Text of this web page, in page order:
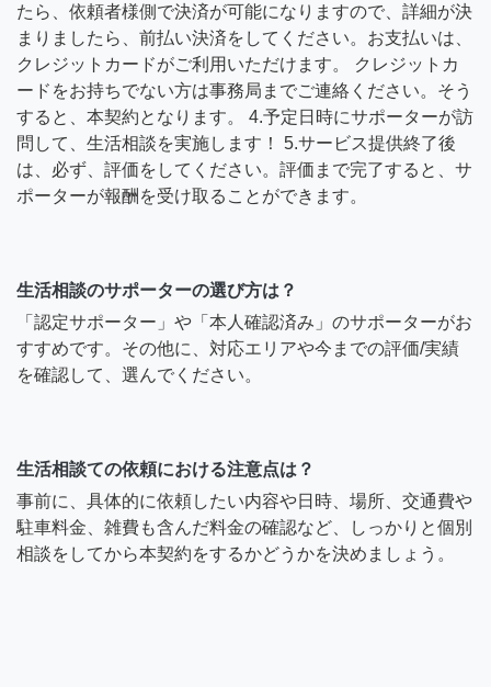
たら、依頼者様側で決済が可能になりますので、詳細が決
まりましたら、前払い決済をしてください。お支払いは、
クレジットカードがご利用いただけます。 クレジットカ
ードをお持ちでない方は事務局までご連絡ください。そう
すると、本契約となります。 4.予定日時にサポーターが訪
問して、生活相談を実施します！ 5.サービス提供終了後
は、必ず、評価をしてください。評価まで完了すると、サ
ポーターが報酬を受け取ることができます。
生活相談のサポーターの選び方は？
「認定サポーター」や「本人確認済み」のサポーターがお
すすめです。その他に、対応エリアや今までの評価/実績
を確認して、選んでください。
生活相談ての依頼における注意点は？
事前に、具体的に依頼したい内容や日時、場所、交通費や
駐車料金、雑費も含んだ料金の確認など、しっかりと個別
相談をしてから本契約をするかどうかを決めましょう。